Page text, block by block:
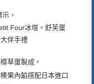
，
草蛋製成，
果內餡撘配日本進口